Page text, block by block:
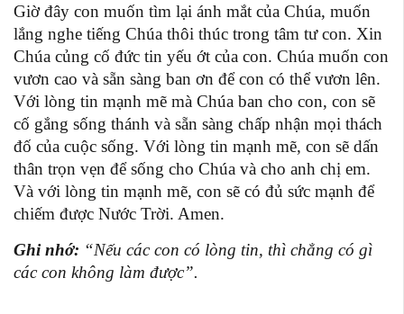
Giờ đây con muốn tìm lại ánh mắt của Chúa, muốn
lắng nghe tiếng Chúa thôi thúc trong tâm tư con. Xin
Chúa củng cố đức tin yếu ớt của con. Chúa muốn con
vươn cao và sẵn sàng ban ơn để con có thể vươn lên.
Với lòng tin mạnh mẽ mà Chúa ban cho con, con sẽ
cố gắng sống thánh và sẵn sàng chấp nhận mọi thách
đố của cuộc sống. Với lòng tin mạnh mẽ, con sẽ dấn
thân trọn vẹn để sống cho Chúa và cho anh chị em.
Và với lòng tin mạnh mẽ, con sẽ có đủ sức mạnh để
chiếm được Nước Trời. Amen.
Ghi nhớ: “Nếu các con có lòng tin, thì chẳng có gì
các con không làm được”.